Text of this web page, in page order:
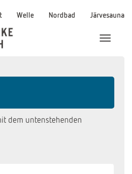
Welle Nordbad Järvesauna
Menü
dem untenstehenden